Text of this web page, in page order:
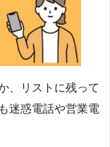
、リストに残って
迷惑電話や営業電